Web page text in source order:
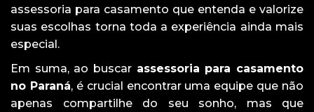
assessoria para casamento que entenda e valorize
suas escolhas torna toda a experiência ainda mais
especial.
Em suma, ao buscar assessoria para casamento
no Paraná, é crucial encontrar uma equipe que não
apenas compartilhe do seu sonho, mas que